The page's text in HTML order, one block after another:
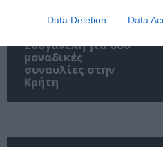
Data Deletion Data
Ζουγανέλη για δύο
μοναδικές
συναυλίες στην
Κρήτη